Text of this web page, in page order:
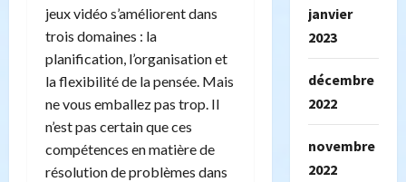
jeux vidéo s’améliorent dans
trois domaines : la
planification, l’organisation et
la flexibilité de la pensée. Mais
ne vous emballez pas trop. Il
n’est pas certain que ces
compétences en matière de
résolution de problèmes dans
janvier
2023
décembre
2022
novembre
2022